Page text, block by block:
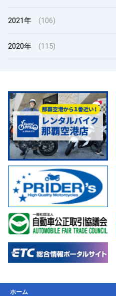
2021年 (106)
2020年 (115)
ホーム